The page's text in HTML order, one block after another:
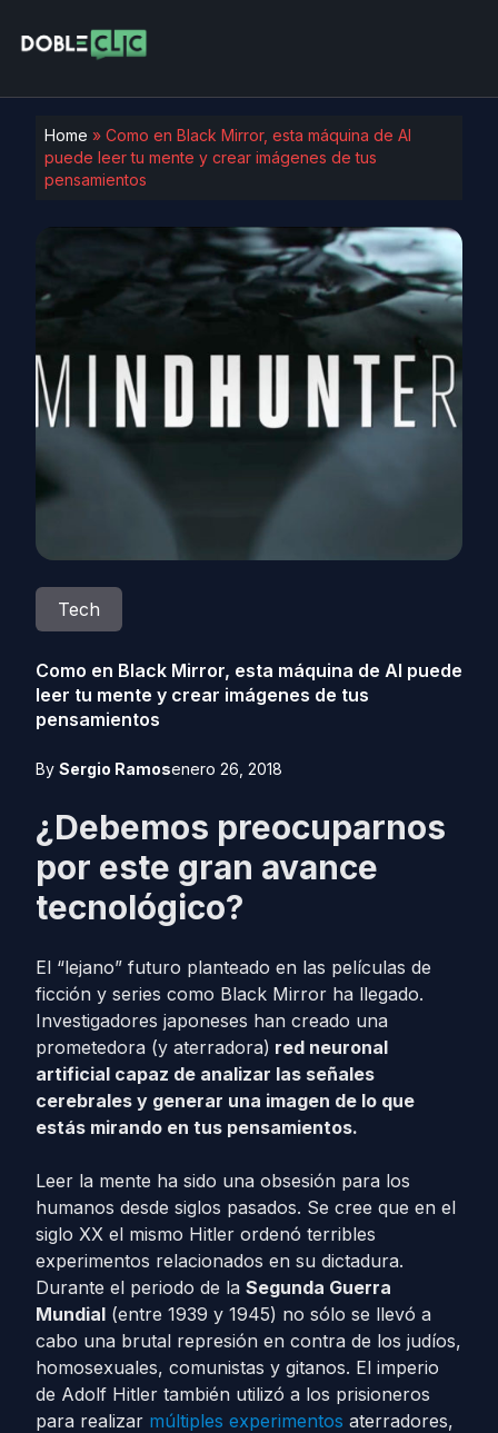
Home » Como en Black Mirror, esta máquina de AI
puede leer tu mente y crear imágenes de tus
pensamientos
Tech
Como en Black Mirror, esta máquina de AI puede
leer tu mente y crear imágenes de tus
pensamientos
By Sergio Ramosenero 26, 2018
¿Debemos preocuparnos
por este gran avance
tecnológico?
El “lejano” futuro planteado en las películas de
ficción y series como Black Mirror ha llegado.
Investigadores japoneses han creado una
prometedora (y aterradora) red neuronal
artificial capaz de analizar las señales
cerebrales y generar una imagen de lo que
estás mirando en tus pensamientos.
Leer la mente ha sido una obsesión para los
humanos desde siglos pasados. Se cree que en el
siglo XX el mismo Hitler ordenó terribles
experimentos relacionados en su dictadura.
Durante el periodo de la Segunda Guerra
Mundial (entre 1939 y 1945) no sólo se llevó a
cabo una brutal represión en contra de los judíos,
homosexuales, comunistas y gitanos. El imperio
de Adolf Hitler también utilizó a los prisioneros
para realizar múltiples experimentos aterradores,